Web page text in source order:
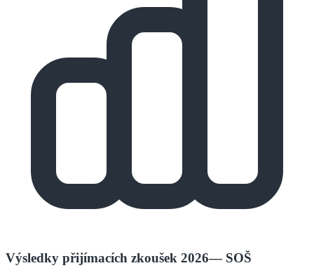
Výsledky přijímacích zkoušek 2026— SOŠ